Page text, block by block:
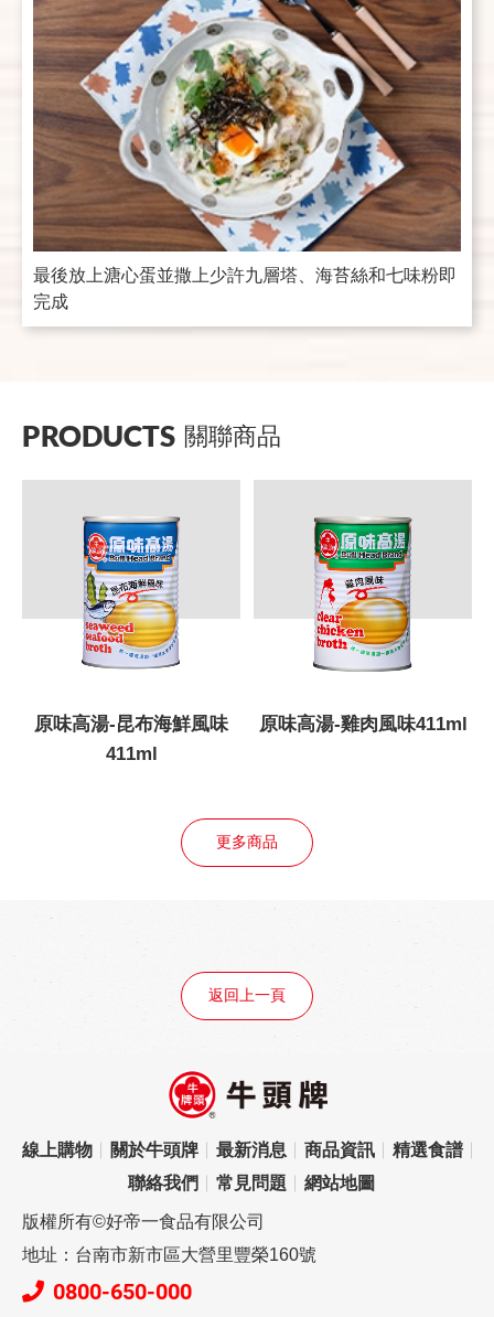
最後放上溏心蛋並撒上少許九層塔、海苔絲和七味粉即
完成
PRODUCTS 關聯商品
原味高湯-昆布海鮮風味
411ml
原味高湯-雞肉風味411ml
更多商品
返回上一頁
線上購物 關於牛頭牌 最新消息 商品資訊
精選食譜
聯絡我們
常見問題 網站地圖
版權所有©好帝一食品有限公司
地址：台南市新市區大營里豐榮160號
0800-650-000